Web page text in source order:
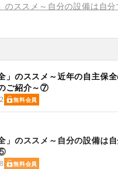
のススメ～自分の設備は自
」のススメ～近年の自主保
ご紹介～⑦
無料会員
」のススメ～自分の設備は
無料会員